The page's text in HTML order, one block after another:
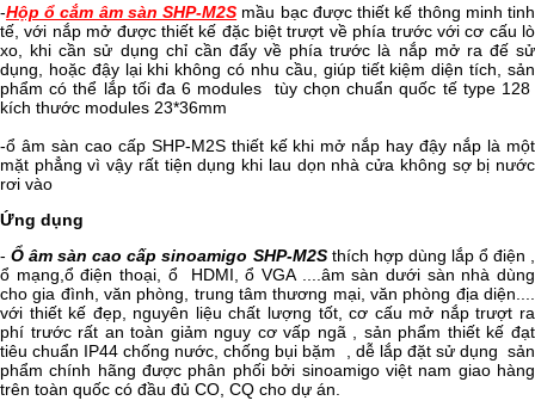
-Hộp ổ cắm âm sàn SHP-M2S mầu bạc được thiết kế thông minh tinh
tế, với nắp mở được thiết kế đặc biệt trượt về phía trước với cơ cấu lò
xo, khi cần sử dụng chỉ cần đẩy về phía trước là nắp mở ra đế sử
dụng, hoặc đậy lại khi không có nhu cầu, giúp tiết kiệm diện tích, sản
phẩm có thể lắp tối đa 6 modules tùy chọn chuẩn quốc tế type 128
kích thước modules 23*36mm
-ổ âm sàn cao cấp SHP-M2S thiết kế khi mở nắp hay đậy nắp là một
mặt phẳng vì vậy rất tiện dụng khi lau dọn nhà cửa không sợ bị nước
rơi vào
Ứng dụng
-Ổ âm sàn cao cấp sinoamigo SHP-M2S thích hợp dùng lắp ổ điện ,
ổ mạng,ổ điện thoại, ổ HDMI, ổ VGA ....âm sàn dưới sàn nhà dùng
cho gia đình, văn phòng, trung tâm thương mại, văn phòng địa diện....
với thiết kế đẹp, nguyên liệu chất lượng tốt, cơ cấu mở nắp trượt ra
phí trước rất an toàn giảm nguy cơ vấp ngã , sản phẩm thiết kế đạt
tiêu chuẩn IP44 chống nước, chống bụi bặm , dễ lắp đặt sử dụng sản
phẩm chính hãng được phân phối bởi sinoamigo việt nam giao hàng
trên toàn quốc có đầu đủ CO, CQ cho dự án.